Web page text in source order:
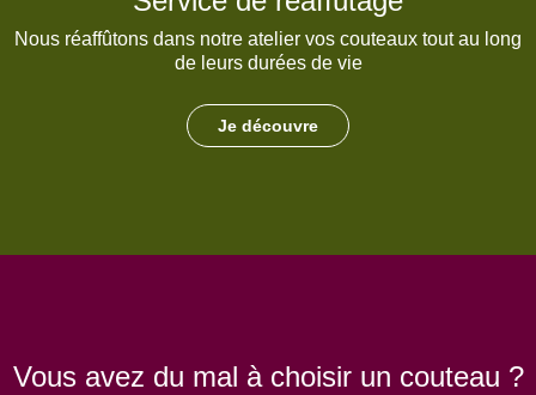
Nous réaffûtons dans notre atelier vos couteaux tout au long
de leurs durées de vie
Je découvre
Vous avez du mal à choisir un couteau ?